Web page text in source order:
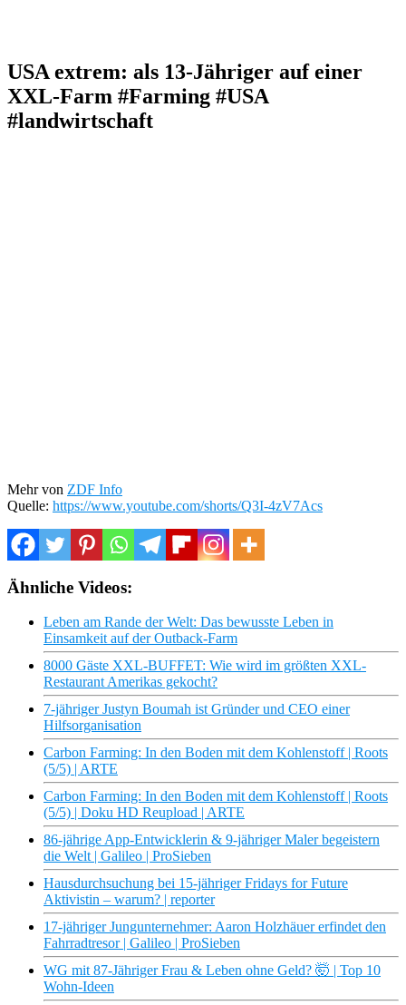
USA extrem: als 13-Jähriger auf einer
XXL-Farm #Farming #USA
#landwirtschaft
Mehr von ZDF Info
Quelle: https://www.youtube.com/shorts/Q3I-4zV7Acs
Ähnliche Videos:
Leben am Rande der Welt: Das bewusste Leben in
Einsamkeit auf der Outback-Farm
8000 Gäste XXL-BUFFET: Wie wird im größten XXL-
Restaurant Amerikas gekocht?
7-jähriger Justyn Boumah ist Gründer und CEO einer
Hilfsorganisation
Carbon Farming: In den Boden mit dem Kohlenstoff | Roots
(5/5) | ARTE
Carbon Farming: In den Boden mit dem Kohlenstoff | Roots
(5/5) | Doku HD Reupload | ARTE
86-jährige App-Entwicklerin & 9-jähriger Maler begeistern
die Welt | Galileo | ProSieben
Hausdurchsuchung bei 15-jähriger Fridays for Future
Aktivistin – warum? | reporter
17-jähriger Jungunternehmer: Aaron Holzhäuer erfindet den
Fahrradtresor | Galileo | ProSieben
WG mit 87-Jähriger Frau & Leben ohne Geld? 🤯 | Top 10
Wohn-Ideen